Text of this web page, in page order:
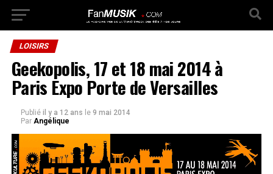
LOISIRS
Geekopolis, 17 et 18 mai 2014 à
Paris Expo Porte de Versailles
Publié il y a 12 ans le 9 mai 2014
Par Angélique